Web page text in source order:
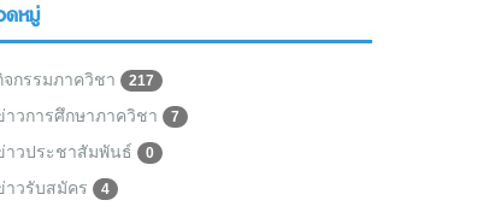
ดหมู่
จกรรมภาควิชา 217
าวการศึกษาภาควิชา 7
าวประชาสัมพันธ์ 0
าวรับสมัคร 4